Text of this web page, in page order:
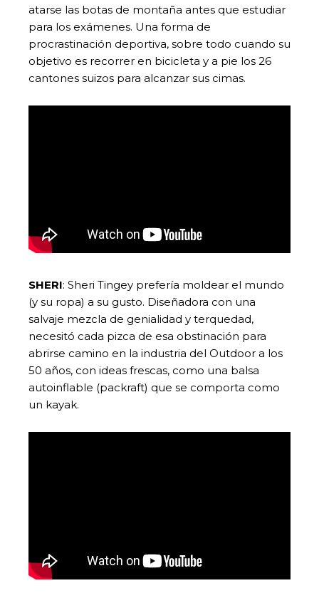
atarse las botas de montaña antes que estudiar
para los exámenes. Una forma de
procrastinación deportiva, sobre todo cuando su
objetivo es recorrer en bicicleta y a pie los 26
cantones suizos para alcanzar sus cimas.
SHERI: Sheri Tingey prefería moldear el mundo
(y su ropa) a su gusto. Diseñadora con una
salvaje mezcla de genialidad y terquedad,
necesitó cada pizca de esa obstinación para
abrirse camino en la industria del Outdoor a los
50 años, con ideas frescas, como una balsa
autoinflable (packraft) que se comporta como
un kayak.